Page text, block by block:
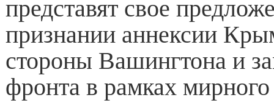
представят свое
признании аннексии
стороны Вашингтона и
фронта в рамках